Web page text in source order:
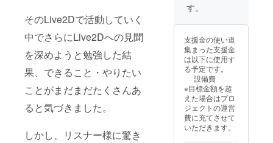
そのLive2Dで活動していく
中でさらにLive2Dへの見聞
を深めようと勉強した結
果、できること・やりたい
ことがまだまだたくさんあ
ると気づきました。
しかし、リスナー様に驚き
す。
支援金の使い道
集まった支援金
は以下に使用す
る予定です。
設備費
※目標金額を超
えた場合はプロ
ジェクトの運営
費に充てさせて
いただきます。